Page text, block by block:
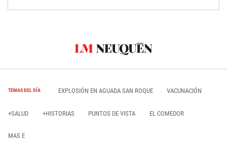
TEMAS DEL DÍA EXPLOSIÓN EN AGUADA SAN ROQUE VACUNACIÓN
+SALUD +HISTORIAS PUNTOS DE VISTA EL COMEDOR
MAS E